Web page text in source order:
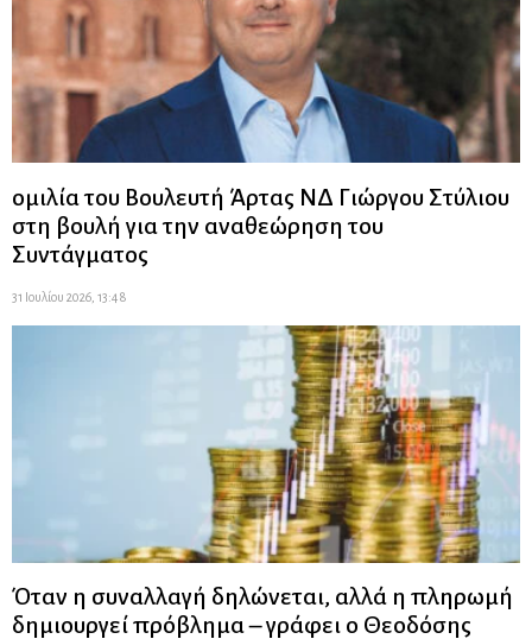
ομιλία του Βουλευτή Άρτας ΝΔ Γιώργου Στύλιου
στη βουλή για την αναθεώρηση του
Συντάγματος
31 Ιουλίου 2026, 13:48
Όταν η συναλλαγή δηλώνεται, αλλά η πληρωμή
δημιουργεί πρόβλημα – γράφει ο Θεοδόσης